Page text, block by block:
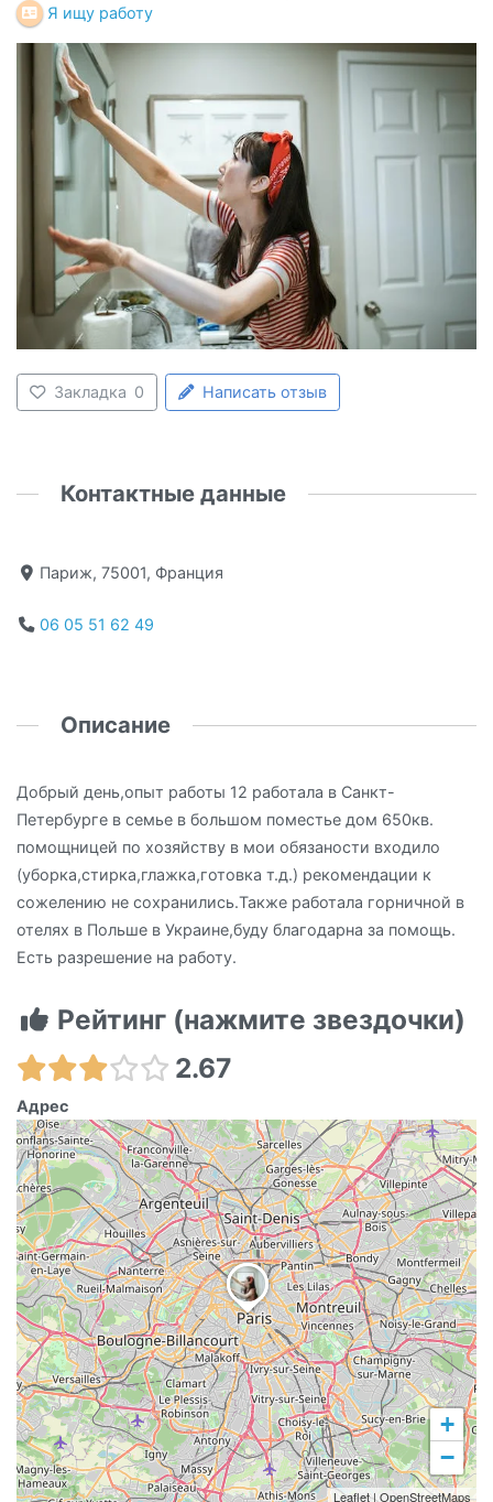
Я ищу работу
Закладка 0 Написать отзыв
Контактные данные
Париж, 75001, Франция
06 05 51 62 49
Описание
Добрый день,опыт работы 12 работала в Санкт-
Петербурге в семье в большом поместье дом 650кв.
помощницей по хозяйству в мои обязаности входило
(уборка,стирка,глажка,готовка т.д.) рекомендации к
сожелению не сохранились.Также работала горничной в
отелях в Польше в Украине,буду благодарна за помощь.
Есть разрешение на работу.
Рейтинг (нажмите звездочки)
2.67
Адрес
+
−
Leaflet|OpenStreetMaps